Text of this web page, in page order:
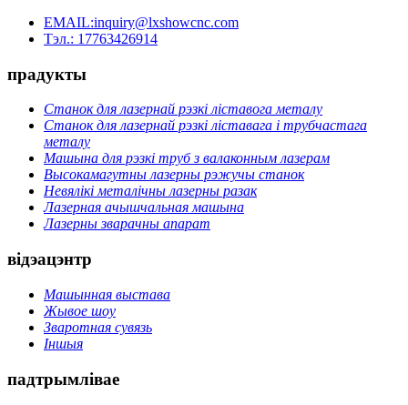
EMAIL:inquiry@lxshowcnc.com
Тэл.: 17763426914
прадукты
Станок для лазернай рэзкі ліставога металу
Станок для лазернай рэзкі ліставага і трубчастага
металу
Машына для рэзкі труб з валаконным лазерам
Высокамагутны лазерны рэжучы станок
Невялікі металічны лазерны разак
Лазерная ачышчальная машына
Лазерны зварачны апарат
відэацэнтр
Машынная выстава
Жывое шоу
Зваротная сувязь
Іншыя
падтрымлівае